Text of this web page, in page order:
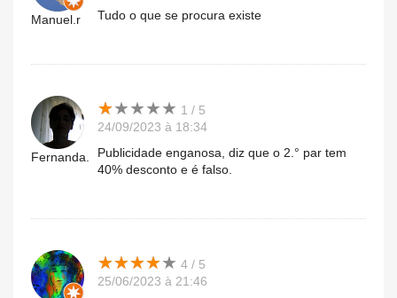
Manuel.r Tudo o que se procura existe
Fernanda.
★★★★★
★★★★★ 1 / 5
24/09/2023 à 18:34
Publicidade enganosa, diz que o 2.° par tem
40% desconto e é falso.
★★★★★
★★★★★ 4 / 5
25/06/2023 à 21:46